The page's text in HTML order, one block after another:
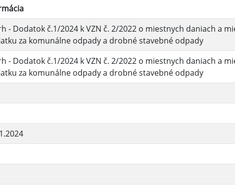
- Dodatok č.1/2024 k VZN č. 2/2022 o miestnych daniach a
za komunálne odpady a drobné stavebné odpady
- Dodatok č.1/2024 k VZN č. 2/2022 o miestnych daniach a
za komunálne odpady a drobné stavebné odpady